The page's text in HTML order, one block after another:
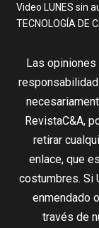
Video LUNES sin
TECNOLOGÍA DE
Las
RevistaC&A,
retirar
enlace, que
costumbres. Si
enmendado
través de